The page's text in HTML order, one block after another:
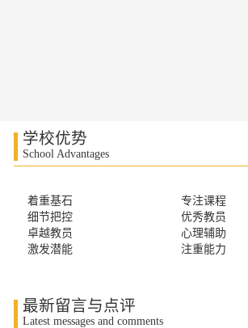
学校优势
School Advantages
着重基石
专注课程
细节把控
优秀教员
卓越教员
心理辅助
激发潜能
注重能力
最新留言与点评
Latest messages and comments